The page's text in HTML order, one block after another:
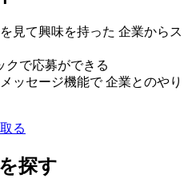
見て興味を持った 企業からス
クで応募ができる
ッセージ機能で 企業とのやり
る
探す